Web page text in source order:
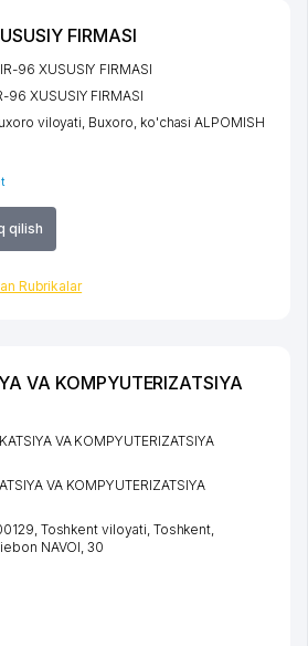
FIRMASI
qilish
Rubrikalar
96 XUSUSIY FIRMASI
96 XUSUSIY FIRMASI
viloyati Buxoro ko'chasi ALPOMISH
VA KOMPYUTERIZATSIYA
VA KOMPYUTERIZATSIYA
VA KOMPYUTERIZATSIYA
Toshkent viloyati Toshkent
NAVOI , 30